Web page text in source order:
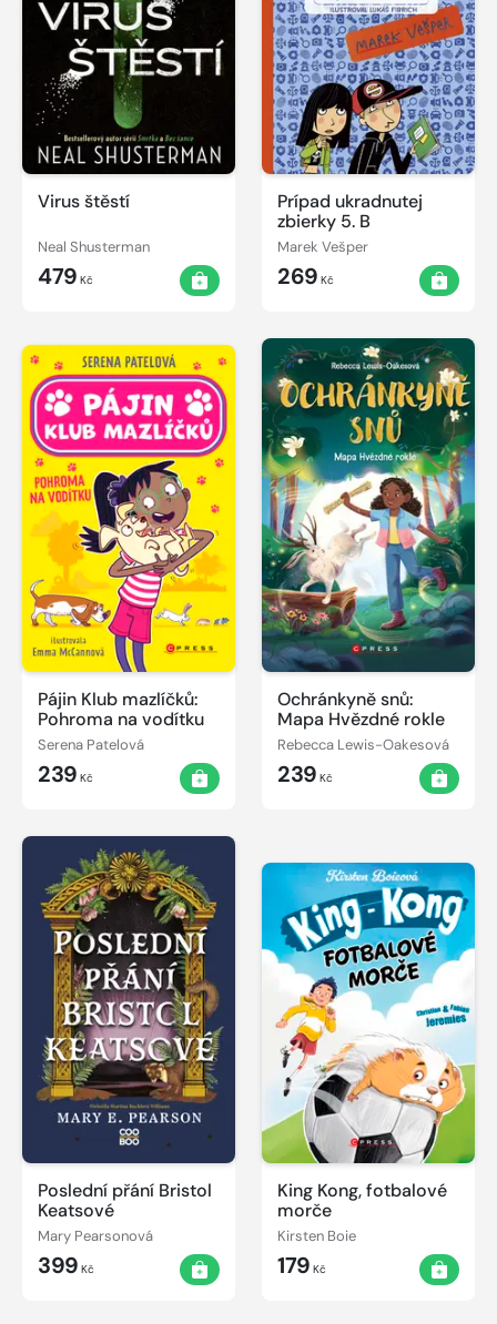
Virus štěstí
Neal Shusterman
479 Kč
Prípad ukradnutej
zbierky 5. B
Marek Vešper
269 Kč
Pájin Klub mazlíčků:
Pohroma na vodítku
Serena Patelová
239 Kč
Ochránkyně snů:
Mapa Hvězdné rokle
Rebecca Lewis-Oakesová
239 Kč
Poslední přání Bristol
Keatsové
Mary Pearsonová
399 Kč
King Kong, fotbalové
morče
Kirsten Boie
179 Kč